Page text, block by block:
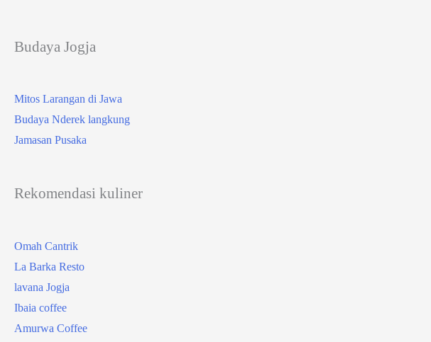
Budaya Jogja
Mitos Larangan di Jawa
Budaya Nderek langkung
Jamasan Pusaka
Rekomendasi kuliner
Omah Cantrik
La Barka Resto
lavana Jogja
Ibaia coffee
Amurwa Coffee